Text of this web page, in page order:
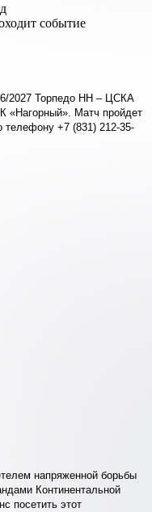
2027 Торпедо НН – ЦСКА
«Нагорный». Матч пройдет
телефону +7 (831) 212-35-
напряженной борьбы
Континентальной
посетить этот